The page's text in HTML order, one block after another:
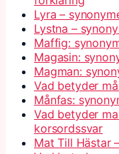
Lyra –
Lystna –
Maffig:
Magasin:
Magman:
Vad betyder
Månfas:
Vad betyder
korsordssvar
Mat Till Hästar